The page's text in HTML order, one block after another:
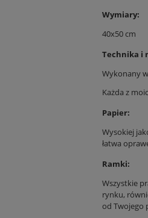
Wymiary:
40x50 cm
Technika i
Wykonany
Każda z
Papier:
Wysokiej
łatwa
Ramki:
Wszystkie
rynku,
od Twojego